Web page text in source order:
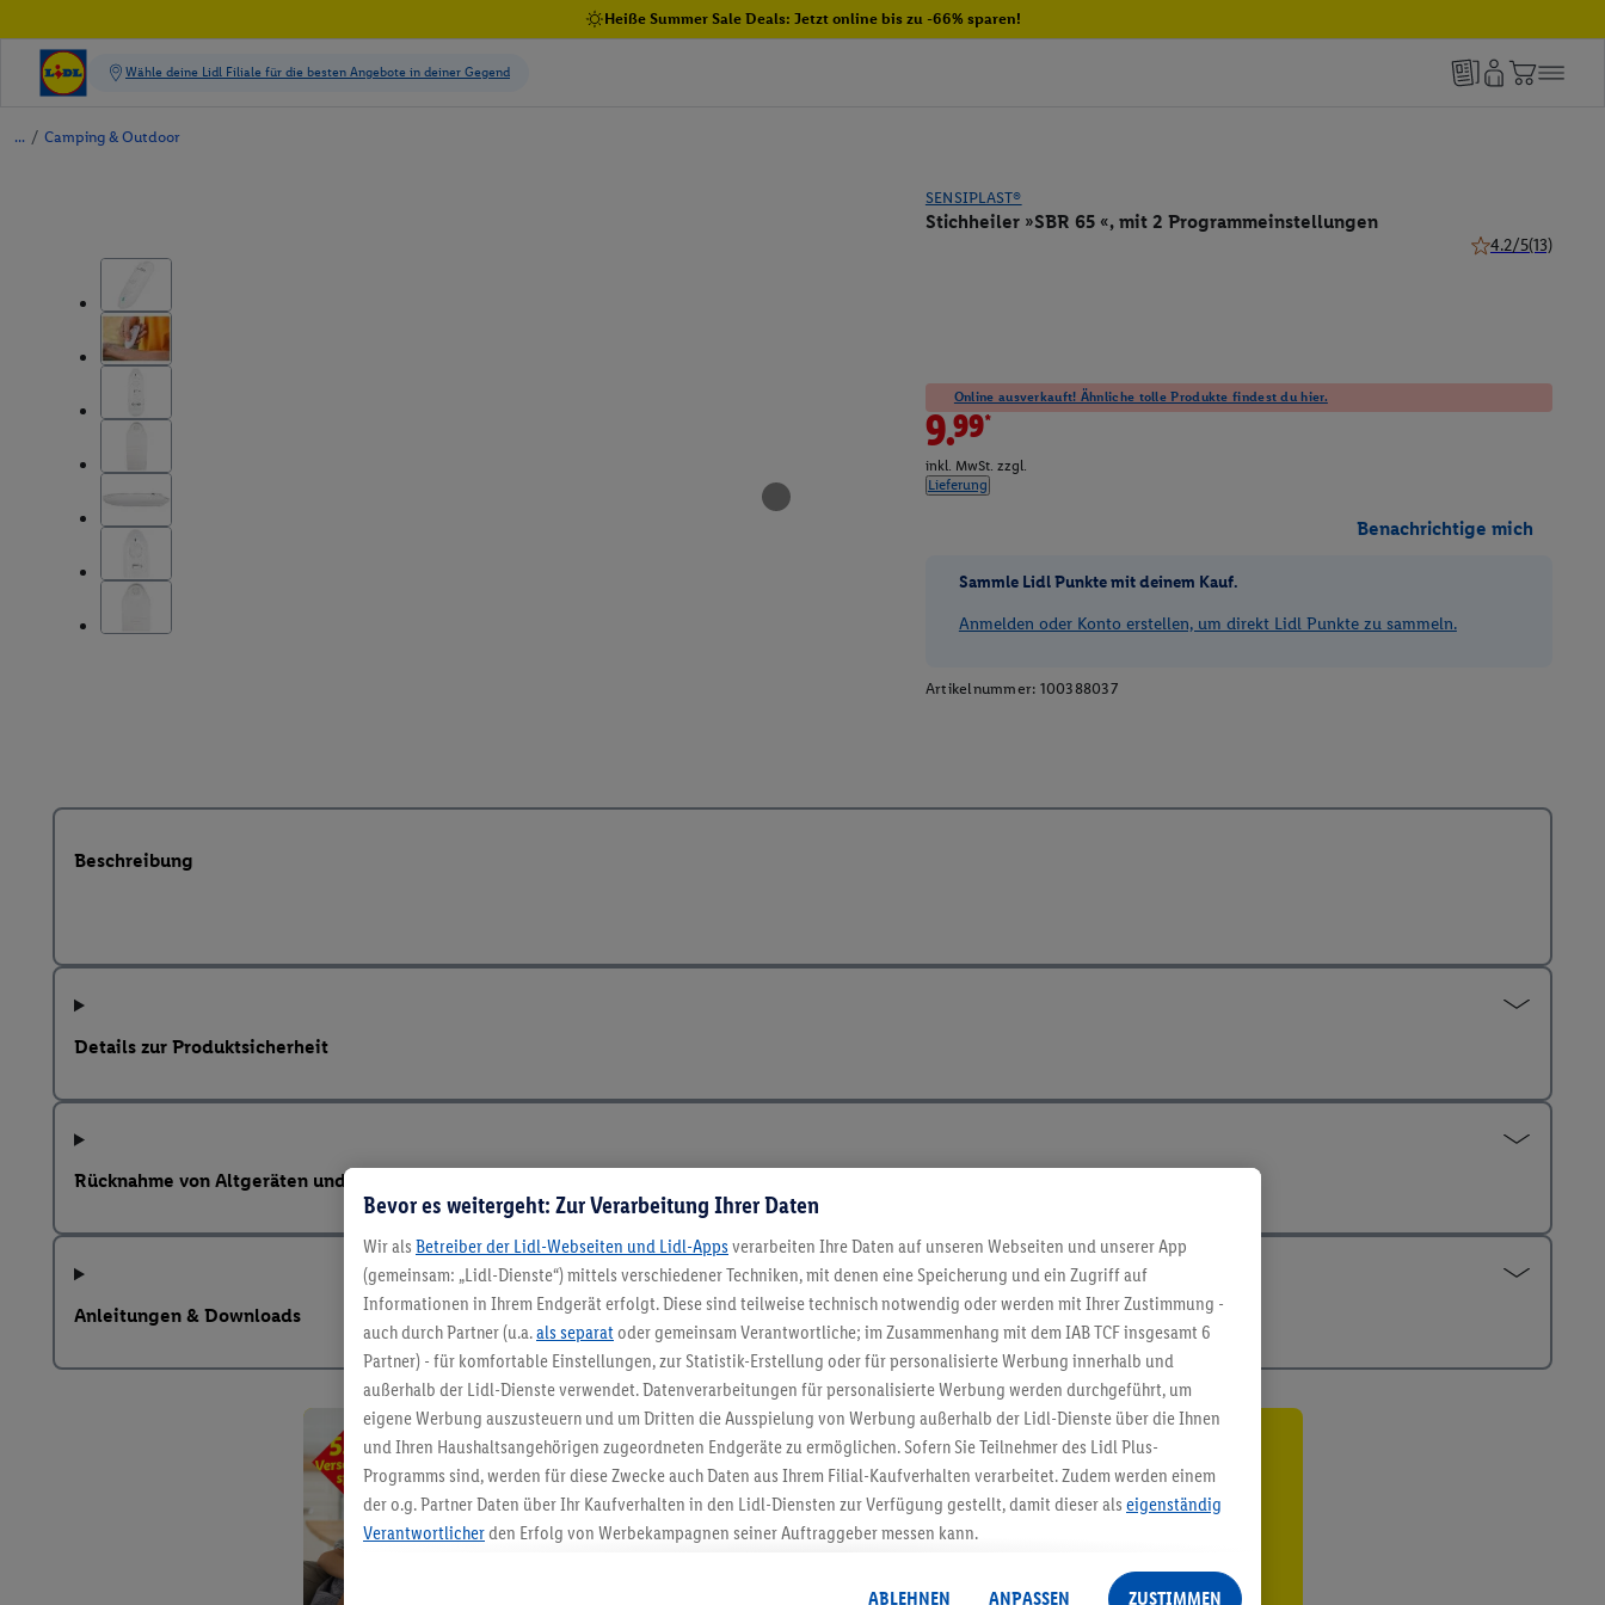
Heiße Summer Sale Deals: Jetzt online bis zu -66% sparen!
/ Camping & Outdoor
SENSIPLAST®
Stichheiler »SBR 65 «, mit 2 Programmeinstellungen
4.2/5(13)
Online ausverkauft! Ähnliche tolle Produkte findest du hier.
9.99*
inkl. MwSt. zzgl.
Lieferung
Benachrichtige mich
Sammle Lidl Punkte mit deinem Kauf.
Anmelden oder Konto erstellen, um direkt Lidl Punkte zu sammeln.
Artikelnummer: 100388037
Beschreibung
Details zur Produktsicherheit
Rücknahme von Altgeräten und weitere Hinweise nach ElektroG und BattVO-BattDG
Anleitungen & Downloads
5.95 € Versand sparen³²ᵃ
Jetzt zum Newsletter anmelden
Bevor es weitergeht: Zur Verarbeitung Ihrer Daten
Wir als Betreiber der Lidl-Webseiten und Lidl-Apps verarbeiten Ihre Daten auf unseren Webseiten und unserer App
(gemeinsam: „Lidl-Dienste“) mittels verschiedener Techniken, mit denen eine Speicherung und ein Zugriff auf
Informationen in Ihrem Endgerät erfolgt. Diese sind teilweise technisch notwendig oder werden mit Ihrer Zustimmung -
auch durch Partner (u.a.als separat oder gemeinsam Verantwortliche; im Zusammenhang mit dem IAB TCF insgesamt 6
Partner) - für komfortable Einstellungen, zur Statistik-Erstellung oder für personalisierte Werbung innerhalb und
außerhalb der Lidl-Dienste verwendet. Datenverarbeitungen für personalisierte Werbung werden durchgeführt, um
eigene Werbung auszusteuern und um Dritten die Ausspielung von Werbung außerhalb der Lidl-Dienste über die Ihnen
und Ihren Haushaltsangehörigen zugeordneten Endgeräte zu ermöglichen. Sofern Sie Teilnehmer des Lidl Plus-
Programms sind, werden für diese Zwecke auch Daten aus Ihrem Filial-Kaufverhalten verarbeitet. Zudem werden einem
der o.g. Partner Daten über Ihr Kaufverhalten in den Lidl-Diensten zur Verfügung gestellt, damit dieser als eigenständig
Verantwortlicherden Erfolg von Werbekampagnen seiner Auftraggeber messen kann.
angereicherten Profilen. Dies umfasst die Zusammenführung von Daten (z.B. über Ihre Nutzung der Lidl-Dienste, Ihr
ABLEHNEN ANPASSEN ZUSTIMMEN